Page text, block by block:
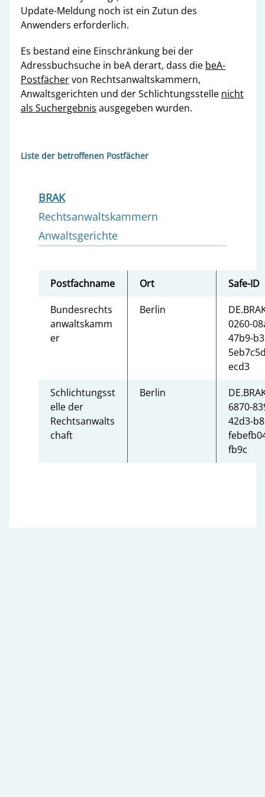
Update-Meldung noch ist ein Zutun des
Anwenders erforderlich.
Es bestand eine Einschränkung bei der
Adressbuchsuche in beA derart, dass die beA-
Postfächervon Rechtsanwaltskammern,
Anwaltsgerichten und der Schlichtungsstelle nicht
als Suchergebnis ausgegeben wurden.
Liste der betroffenen Postfächer
BRAK
Rechtsanwaltskammern
Anwaltsgerichte
Postfachname Ort
Safe-ID
Bundesrechts
anwaltskamm
er
Berlin
0260-
47b9-
ecd3
Schlichtungsst
elle der
Rechtsanwalts
chaft
Berlin
6870-
42d3-
fb9c